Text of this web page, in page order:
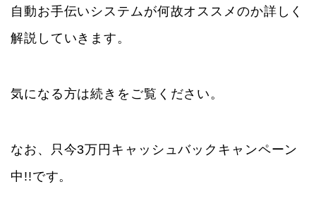
自動お手伝いシステムが何故オススメのか詳しく
解説していきます。
気になる方は続きをご覧ください。
なお、只今3万円キャッシュバックキャンペーン
中!!です。